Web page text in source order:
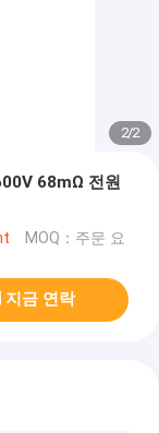
2/2
68mΩ 전원
MOQ：주문 요
지금 연락